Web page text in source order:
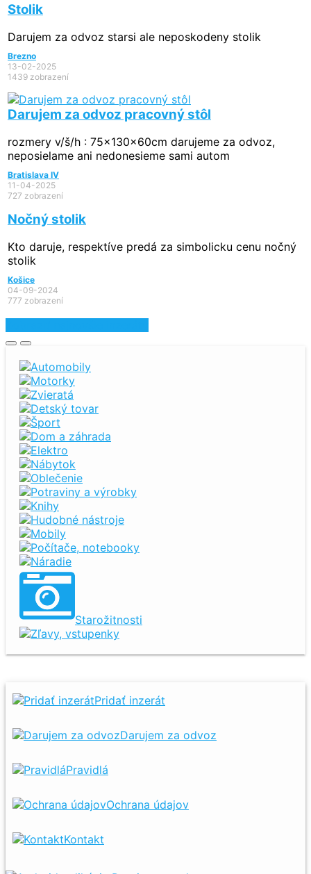
Stolik
Darujem za odvoz starsi ale neposkodeny stolik
Brezno
13-02-2025
1439 zobrazení
Darujem za odvoz pracovný stôl
rozmery v/š/h : 75x130x60cm darujeme za odvoz,
neposielame ani nedonesieme sami autom
Bratislava IV
11-04-2025
727 zobrazení
Nočný stolik
Kto daruje, respektíve predá za simbolicku cenu nočný
stolik
Košice
04-09-2024
777 zobrazení
Automobily
Motorky
Zvieratá
Detský tovar
Šport
Dom a záhrada
Elektro
Nábytok
Oblečenie
Potraviny a výrobky
Knihy
Hudobné nástroje
Mobily
Počítače, notebooky
Náradie
Starožitnosti
Zľavy, vstupenky
Pridať inzerát
Darujem za odvoz
Pravidlá
Ochrana údajov
Kontakt